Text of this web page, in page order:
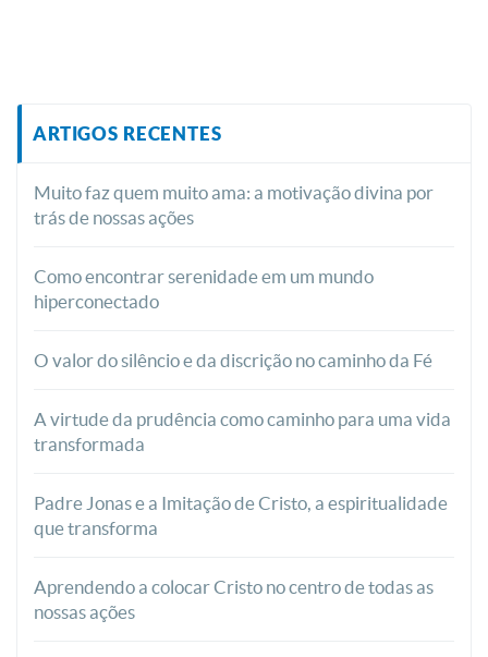
ARTIGOS RECENTES
Muito faz quem muito ama: a motivação divina por
trás de nossas ações
Como encontrar serenidade em um mundo
hiperconectado
O valor do silêncio e da discrição no caminho da Fé
A virtude da prudência como caminho para uma vida
transformada
Padre Jonas e a Imitação de Cristo, a espiritualidade
que transforma
Aprendendo a colocar Cristo no centro de todas as
nossas ações